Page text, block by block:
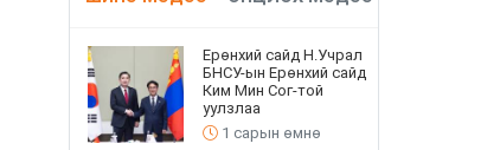
Ерөнхий сайд Н.Учрал
БНСУ-ын Ерөнхий сайд
Ким Мин Сог-той
уулзлаа
1 сарын өмнө